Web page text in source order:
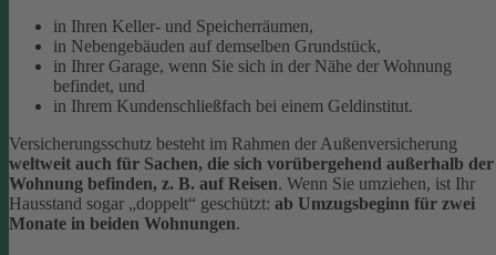
in Ihren Keller- und Speicherräumen,
in Nebengebäuden auf demselben Grundstück,
in Ihrer Garage, wenn Sie sich in der Nähe der Wohnung
befindet, und
in Ihrem Kundenschließfach bei einem Geldinstitut.
Versicherungsschutz besteht im Rahmen der Außenversicherung
weltweit auch für Sachen, die sich vorübergehend außerhalb der
Wohnung befinden, z. B. auf Reisen. Wenn Sie umziehen, ist Ihr
Hausstand sogar „doppelt“ geschützt: ab Umzugsbeginn für zwei
Monate in beiden Wohnungen.